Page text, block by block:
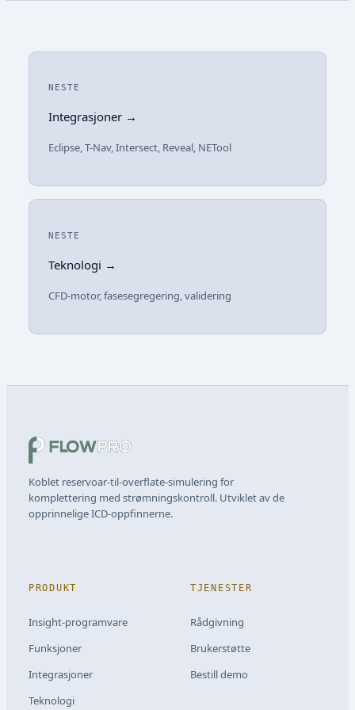
NESTE
Integrasjoner →
Eclipse, T-Nav, Intersect, Reveal, NETool
NESTE
Teknologi →
CFD-motor, fasesegregering, validering
Koblet reservoar-til-overflate-simulering for
komplettering med strømningskontroll. Utviklet av de
opprinnelige ICD-oppfinnerne.
PRODUKT
Insight-programvare
Funksjoner
Integrasjoner
Teknologi
TJENESTER
Rådgivning
Brukerstøtte
Bestill demo